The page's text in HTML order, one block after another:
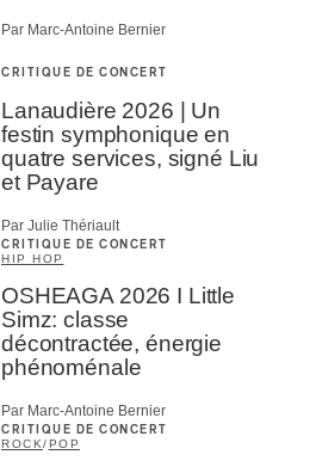
Par Marc-Antoine Bernier
CRITIQUE DE CONCERT
Lanaudière 2026 | Un
festin symphonique en
quatre services, signé Liu
et Payare
Par Julie Thériault
CRITIQUE DE CONCERT
HIP HOP
OSHEAGA 2026 I Little
Simz: classe
décontractée, énergie
phénoménale
Par Marc-Antoine Bernier
CRITIQUE DE CONCERT
ROCK/ POP